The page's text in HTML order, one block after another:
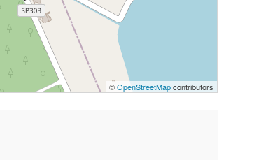
©OpenStreetMapcontributors